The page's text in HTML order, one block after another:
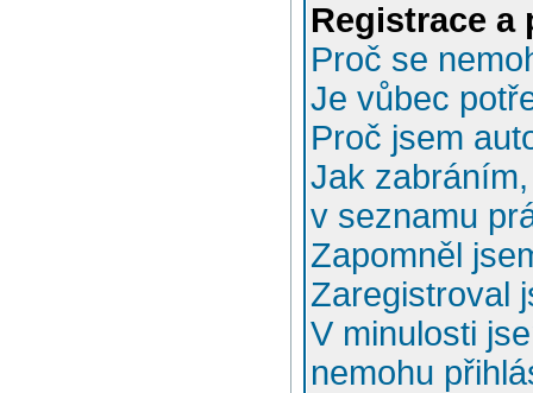
Registrace a
Proč se
Je vůbec
Proč jsem
Jak
v seznamu
Zapomněl
Zaregistroval
V minulosti
nemohu